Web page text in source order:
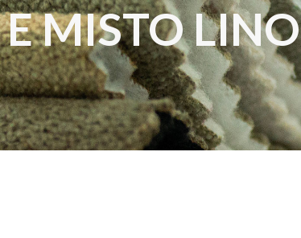
MISTO LINO